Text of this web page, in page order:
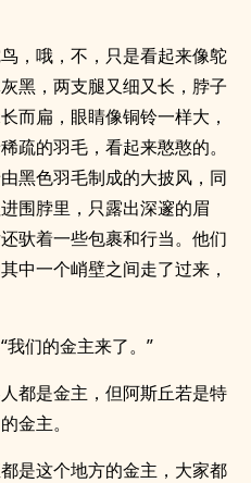
，哦，不，只是看起来像鸵
黑，两支腿又细又长，脖子
而扁，眼睛像铜铃一样大，
疏的羽毛，看起来憨憨的。
黑色羽毛制成的大披风，同
围脖里，只露出深邃的眉
驮着一些包裹和行当。他们
中一个峭壁之间走了过来，
我们的金主来了。”
都是金主，但阿斯丘若是特
金主。
是这个地方的金主，大家都